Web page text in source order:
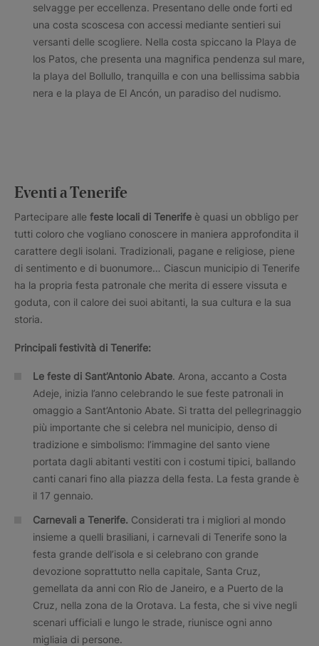
selvagge per eccellenza. Presentano delle onde forti ed
una costa scoscesa con accessi mediante sentieri sui
versanti delle scogliere. Nella costa spiccano la Playa de
los Patos, che presenta una magnifica pendenza sul mare,
la playa del Bollullo, tranquilla e con una bellissima sabbia
nera e la playa de El Ancón, un paradiso del nudismo.
Eventi a Tenerife
Partecipare alle feste locali di Tenerife è quasi un obbligo per
tutti coloro che vogliano conoscere in maniera approfondita il
carattere degli isolani. Tradizionali, pagane e religiose, piene
di sentimento e di buonumore… Ciascun municipio di Tenerife
ha la propria festa patronale che merita di essere vissuta e
goduta, con il calore dei suoi abitanti, la sua cultura e la sua
storia.
Principali festività di Tenerife:
Le feste di Sant’Antonio Abate. Arona, accanto a Costa
Adeje, inizia l’anno celebrando le sue feste patronali in
omaggio a Sant’Antonio Abate. Si tratta del pellegrinaggio
più importante che si celebra nel municipio, denso di
tradizione e simbolismo: l’immagine del santo viene
portata dagli abitanti vestiti con i costumi tipici, ballando
canti canari fino alla piazza della festa. La festa grande è
il 17 gennaio.
Carnevali a Tenerife. Considerati tra i migliori al mondo
insieme a quelli brasiliani, i carnevali di Tenerife sono la
festa grande dell’isola e si celebrano con grande
devozione soprattutto nella capitale, Santa Cruz,
gemellata da anni con Rio de Janeiro, e a Puerto de la
Cruz, nella zona de la Orotava. La festa, che si vive negli
scenari ufficiali e lungo le strade, riunisce ogni anno
migliaia di persone.